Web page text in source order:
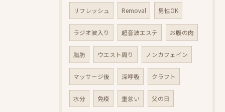
リフレッシュ Removal 男性OK
ラジオ波入り 超音波エステ お腹の肉
脂肪 ウエスト周り ノンカフェイン
マッサージ後 深呼吸 クラフト
水分 免疫 重怠い 父の日